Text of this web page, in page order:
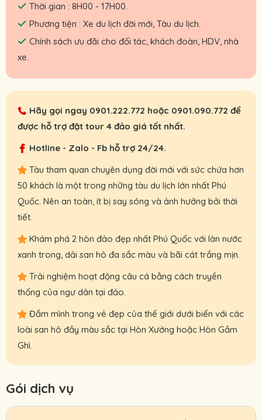
Thời gian : 8H00 - 17H00.
Phương tiện : Xe du lịch đời mới, Tàu du lịch.
Chính sách ưu đãi cho đối tác, khách đoàn, HDV, nhà
xe.
Hãy gọi ngay 0901.222.772 hoặc 0901.090.772 để
được hỗ trợ đặt tour 4 đảo giá tốt nhất.
Hotline - Zalo - Fb hỗ trợ 24/24.
Tàu tham quan chuyên dụng đời mới với sức chứa hơn
50 khách là một trong những tàu du lịch lớn nhất Phú
Quốc. Nên an toàn, ít bị say sóng và ảnh hưởng bởi thời
tiết.
Khám phá 2 hòn đảo đẹp nhất Phú Quốc với làn nước
xanh trong, dải san hô đa sắc màu và bãi cát trắng mịn.
Trải nghiệm hoạt động câu cá bằng cách truyền
thống của ngư dân tại đảo.
Đắm mình trong vẻ đẹp của thế giới dưới biển với các
loài san hô đầy màu sắc tại Hòn Xưởng hoặc Hòn Gầm
Ghì.
Gói dịch vụ